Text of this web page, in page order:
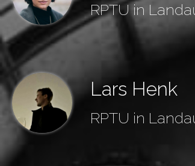
RPTU in
Lars Henk
RPTU in